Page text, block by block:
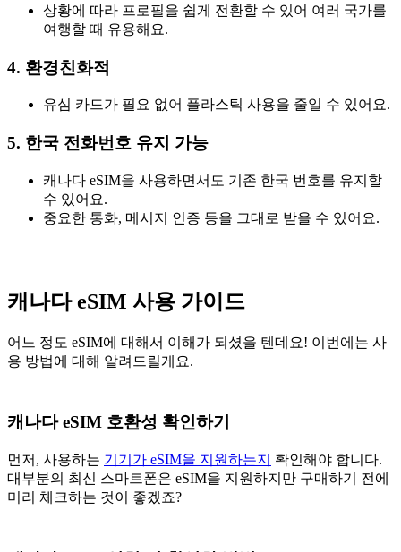
상황에 따라 프로필을 쉽게 전환할 수 있어 여러 국가를
여행할 때 유용해요.
4. 환경친화적
유심 카드가 필요 없어 플라스틱 사용을 줄일 수 있어요.
5. 한국 전화번호 유지 가능
캐나다 eSIM을 사용하면서도 기존 한국 번호를 유지할
수 있어요.
중요한 통화, 메시지 인증 등을 그대로 받을 수 있어요.
캐나다 eSIM 사용 가이드
어느 정도 eSIM에 대해서 이해가 되셨을 텐데요! 이번에는 사
용 방법에 대해 알려드릴게요.
캐나다 eSIM 호환성 확인하기
먼저, 사용하는 기기가 eSIM을 지원하는지
확인해야 합니다.
대부분의 최신 스마트폰은 eSIM을 지원하지만 구매하기 전에
미리 체크하는 것이 좋겠죠?